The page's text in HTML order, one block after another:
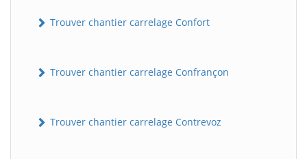
Trouver chantier carrelage Confort
Trouver chantier carrelage Confrançon
Trouver chantier carrelage Contrevoz